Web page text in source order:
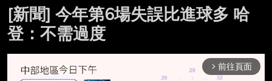
[新聞] 今年第6場失誤比進球多 哈
登：不需過度
arrow_forward_ios 前往頁面